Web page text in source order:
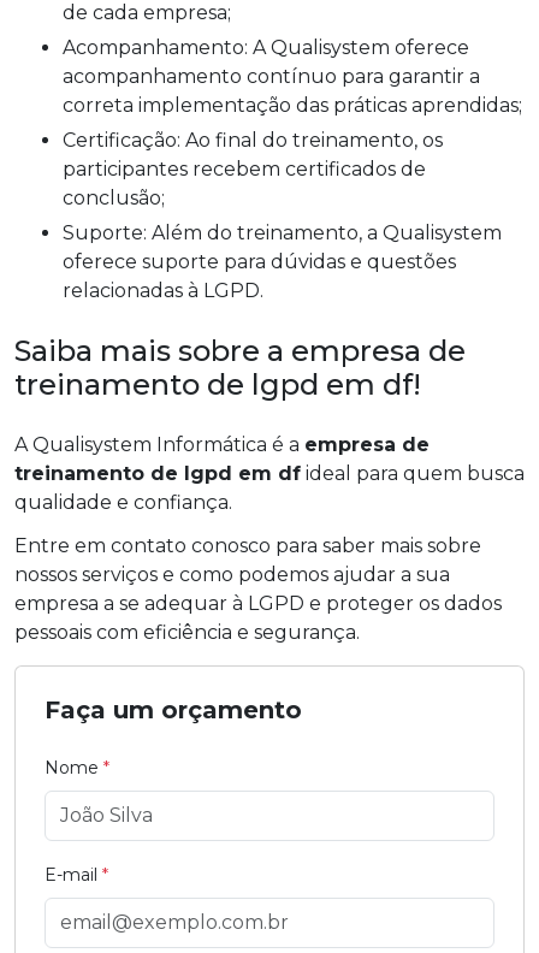
de cada empresa;
Acompanhamento: A Qualisystem oferece
acompanhamento contínuo para garantir a
correta implementação das práticas aprendidas;
Certificação: Ao final do treinamento, os
participantes recebem certificados de
conclusão;
Suporte: Além do treinamento, a Qualisystem
oferece suporte para dúvidas e questões
relacionadas à LGPD.
Saiba mais sobre a empresa de
treinamento de lgpd em df!
A Qualisystem Informática é a empresa de
treinamento de lgpd em df ideal para quem busca
qualidade e confiança.
Entre em contato conosco para saber mais sobre
nossos serviços e como podemos ajudar a sua
empresa a se adequar à LGPD e proteger os dados
pessoais com eficiência e segurança.
Faça um orçamento
Nome *
E-mail *